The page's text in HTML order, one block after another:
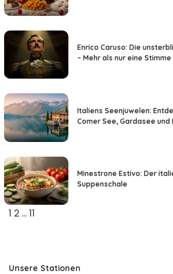
Enrico Caruso: Die
– Mehr als nur eine Stimme
Italiens Seenjuwelen:
Comer See, Gardasee
Minestrone Estivo: Der
Suppenschale
1 2… 11
Unsere Stationen